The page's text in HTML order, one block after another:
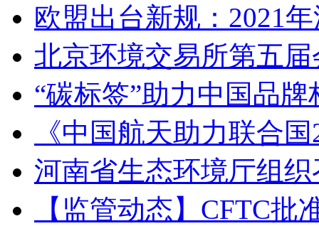
欧盟出台新规：2021
北京环境交易所第五
“碳标签”助力中国品
《中国航天助力联合
河南省生态环境厅组
【监管动态】CFTC